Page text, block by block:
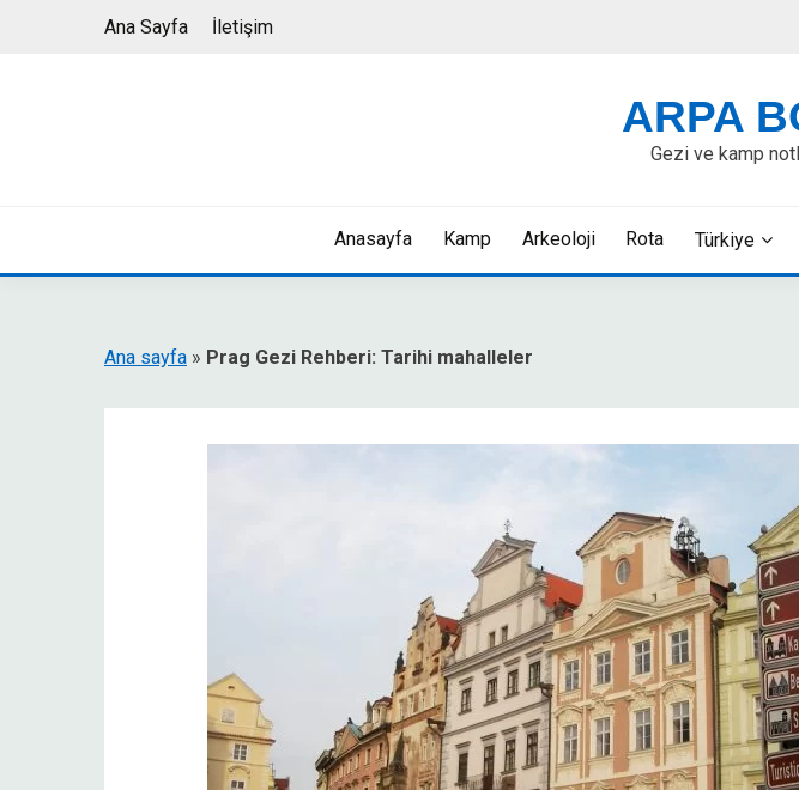
Ana Sayfa İletişim
ARPA
Gezi ve kamp
Anasayfa Kamp Arkeoloji Rota Türkiye
Ana sayfa » Prag Gezi Rehberi: Tarihi mahalleler